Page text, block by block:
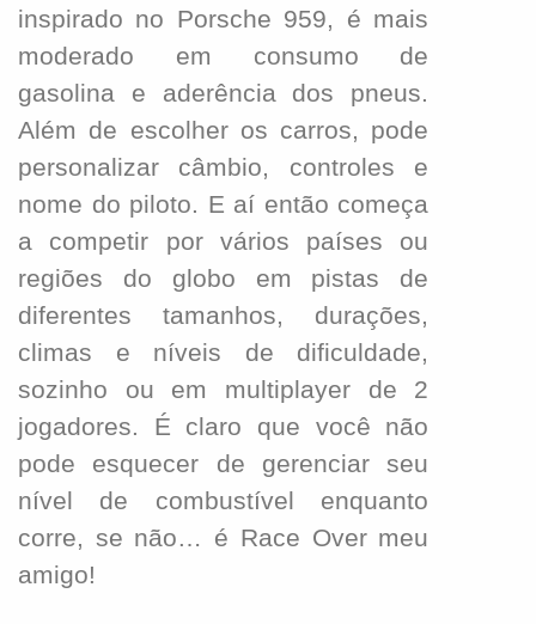
inspirado no Porsche 959, é mais
moderado em consumo de
gasolina e aderência dos pneus.
Além de escolher os carros, pode
personalizar câmbio, controles e
nome do piloto. E aí então começa
a competir por vários países ou
regiões do globo em pistas de
diferentes tamanhos, durações,
climas e níveis de dificuldade,
sozinho ou em multiplayer de 2
jogadores. É claro que você não
pode esquecer de gerenciar seu
nível de combustível enquanto
corre, se não… é Race Over meu
amigo!